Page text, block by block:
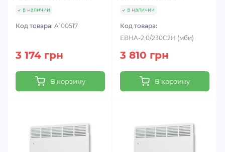
в наличии
Код товара: A100517
3 174 грн
В корзину
в наличии
Код товара:
ЕВНА-2,0/230С2Н (мби)
3 810 грн
В корзину